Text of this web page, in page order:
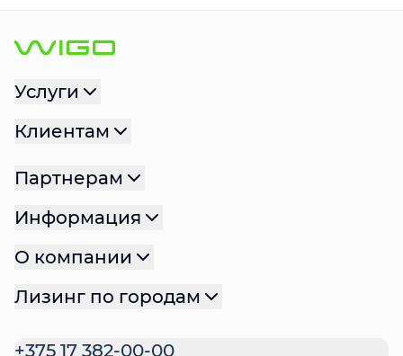
+375 17 382-00-00
Услуги
Клиентам
Партнерам
Информация
О компании
Лизинг по городам